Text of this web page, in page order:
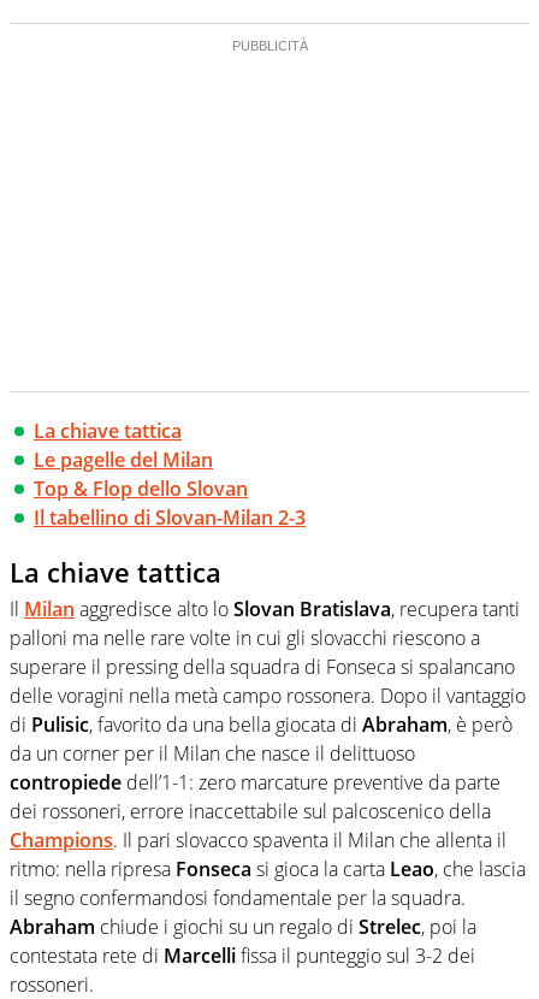
La chiave tattica
Le pagelle del Milan
Top & Flop dello Slovan
Il tabellino di Slovan-Milan 2-3
La chiave tattica
Il Milan aggredisce alto loSlovan Bratislava, recupera tanti
palloni ma nelle rare volte in cui gli slovacchi riescono a
superare il pressing della squadra di Fonseca si spalancano
delle voragini nella metà campo rossonera. Dopo il vantaggio
di Pulisic, favorito da una bella giocata di Abraham, è però
da un corner per il Milan che nasce il delittuoso
contropiede dell’1-1: zero marcature preventive da parte
dei rossoneri, errore inaccettabile sul palcoscenico della
Champions. Il pari slovacco spaventa il Milan che allenta il
ritmo: nella ripresa Fonseca si gioca la carta Leao, che lascia
il segno confermandosi fondamentale per la squadra.
Abraham chiude i giochi su un regalo di Strelec, poi la
contestata rete di Marcellifissa il punteggio sul 3-2 dei
rossoneri.